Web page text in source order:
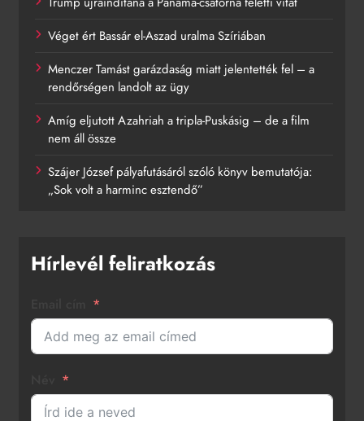
Véget ért Bassár el-Aszad uralma Szíriában
Menczer Tamást garázdaság miatt jelentették fel – a
rendőrségen landolt az ügy
Amíg eljutott Azahriah a tripla-Puskásig – de a film
nem áll össze
Szájer József pályafutásáról szóló könyv bemutatója:
„Sok volt a harminc esztendő”
Hírlevél feliratkozás